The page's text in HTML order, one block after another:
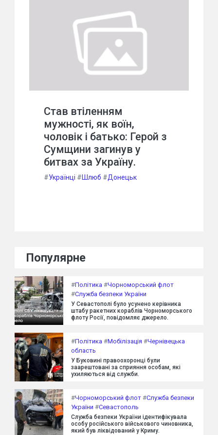
Став втіленням
мужності, як воїн,
чоловік і батько: Герой з
Сумщини загинув у
битвах за Україну.
#Українці #Шлюб #Донецьк
Популярне
#Політика #Чорноморський флот
#Служба безпеки України
У Севастополі було усунено керівника
штабу ракетних кораблів Чорноморського
флоту Росії, повідомляє джерело.
#Політика #Мобілізація #Чернівецька
область
У Буковині правоохоронці були
заарештовані за сприяння особам, які
ухиляються від служби.
#Чорноморський флот #Служба безпеки
України #Севастополь
Служба безпеки України ідентифікувала
особу російського військового чиновника,
який був ліквідований у Криму.